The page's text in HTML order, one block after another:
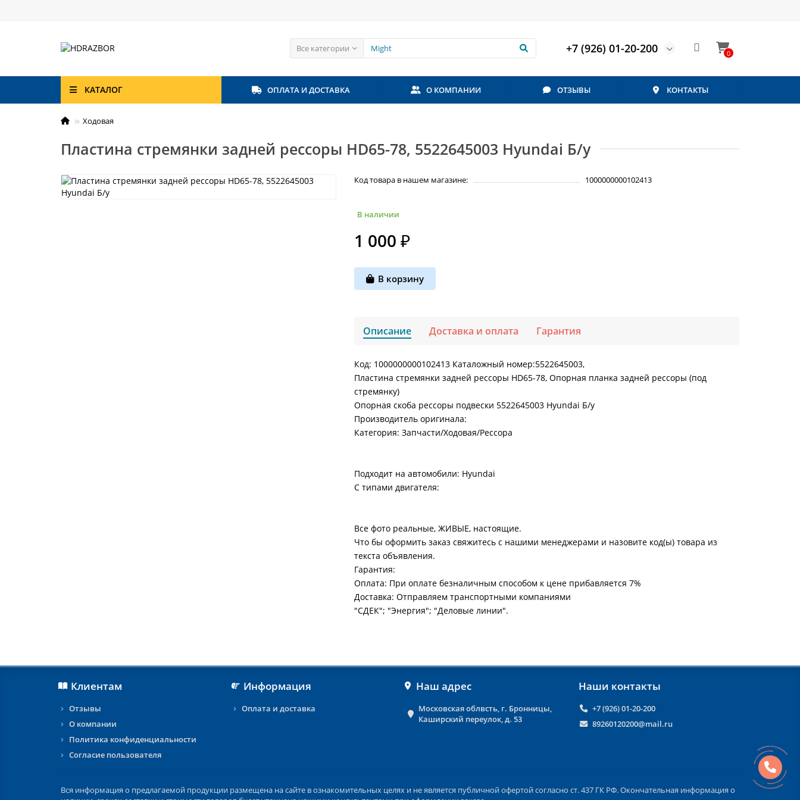
Все категории +7 (926) 01-20-200 0
КАТАЛОГ ОПЛАТА И ДОСТАВКА О КОМПАНИИ ОТЗЫВЫ КОНТАКТЫ
Ходовая
Пластина стремянки задней рессоры HD65-78, 5522645003 Hyundai Б/у
Код товара в нашем магазине: 1000000000102413
В наличии
1 000 ₽
В корзину
Описание Доставка и оплата Гарантия
Код: 1000000000102413 Каталожный номер:5522645003,
Пластина стремянки задней рессоры HD65-78, Опорная планка задней рессоры (под
стремянку)
Опорная скоба рессоры подвески 5522645003 Hyundai Б/у
Производитель оригинала:
Категория: Запчасти/Ходовая/Рессора
Подходит на автомобили: Hyundai
С типами двигателя:
Все фото реальные, ЖИВЫЕ, настоящие.
Что бы оформить заказ свяжитесь с нашими менеджерами и назовите код(ы) товара из
текста объявления.
Гарантия:
Оплата: При оплате безналичным способом к цене прибавляется 7%
Доставка: Отправляем транспортными компаниями
"СДЕК"; "Энергия"; "Деловые линии".
Клиентам
Отзывы
О компании
Политика конфиденциальности
Согласие пользователя
Информация
Оплата и доставка
Наш адрес
Московская облвсть, г. Бронницы,
Каширский переулок, д. 53
Наши контакты
+7 (926) 01-20-200
89260120200@mail.ru
Вся информация о предлагаемой продукции размещена на сайте в ознакомительных целях и не является публичной офертой согласно ст. 437 ГК РФ. Окончательная информация о